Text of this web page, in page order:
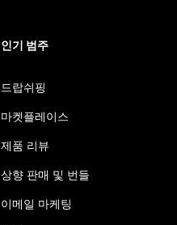
인기 범주
드랍쉬핑
마켓플레이스
제품 리뷰
상향 판매 및 번들
이메일 마케팅